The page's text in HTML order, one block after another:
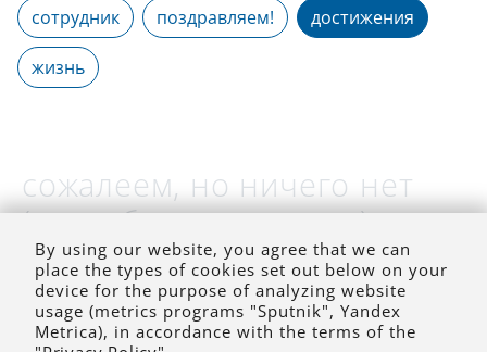
сотрудник поздравляем! достижения
жизнь
сожалеем, но ничего нет
(на выбранное время)
By using our website, you agree that we can
place the types of cookies set out below on your
device for the purpose of analyzing website
usage (metrics programs "Sputnik", Yandex
Metrica), in accordance with the terms of the